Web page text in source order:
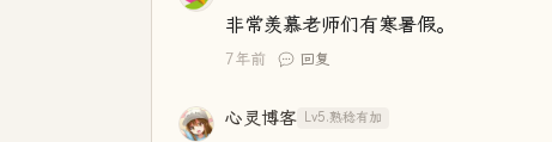
非常羡慕老师们有寒暑假。
7年前 回复
心灵博客 Lv5.熟稔有加